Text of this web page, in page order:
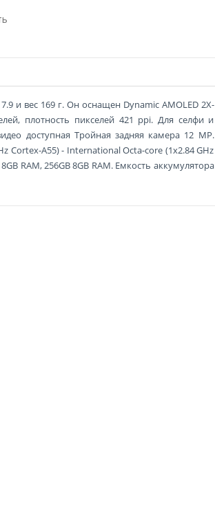
и вес 169 г. Он оснащен Dynamic AMOLED 2X-
плотность пикселей 421 ppi. Для селфи и
доступная Тройная задняя камера 12 MP.
Cortex-A55) - International Octa-core (1x2.84 GHz
RAM, 256GB 8GB RAM. Емкость аккумулятора